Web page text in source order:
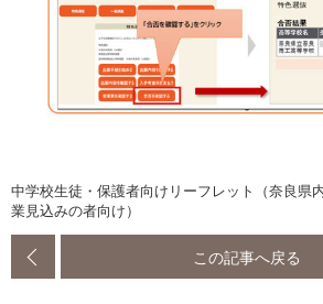
中学校生徒・保護者向けリーフレット（奈良県
業見込みの者向け）
この記事へ戻る